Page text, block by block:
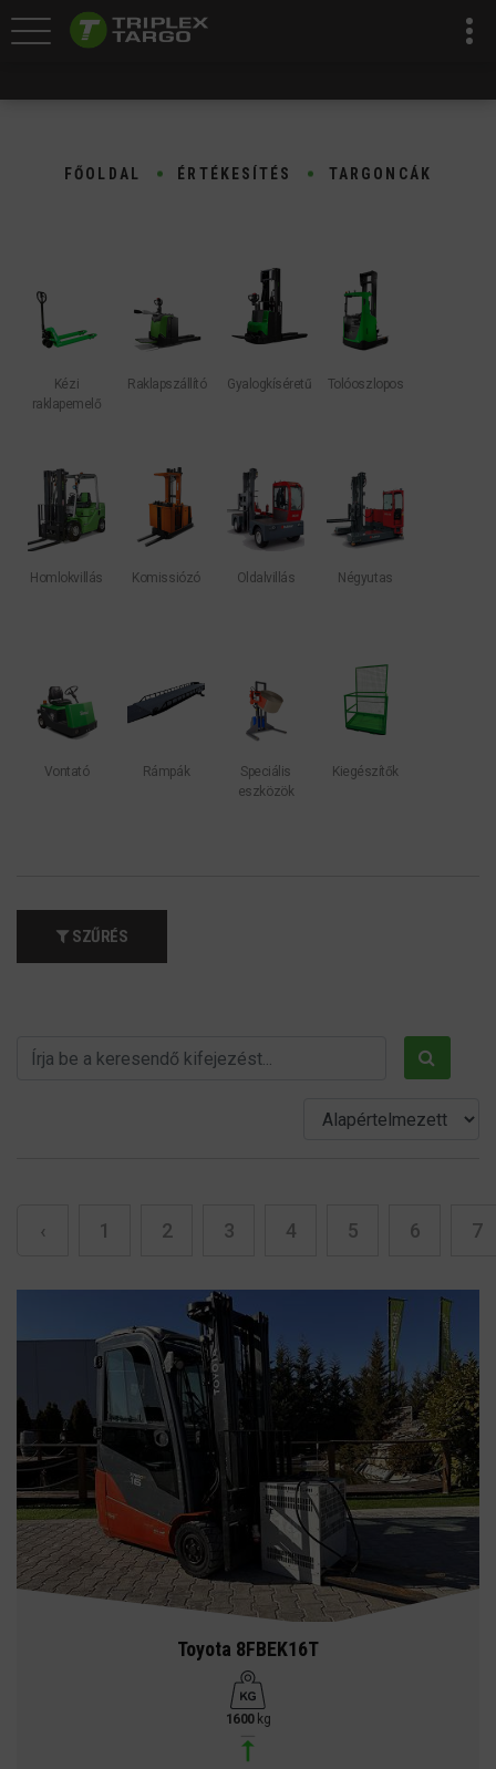
FŐOLDAL ÉRTÉKESÍTÉS TARGONCÁK
Kézi
raklapemelő
Raklapszállító Gyalogkíséretű Tolóoszlopos
Homlokvillás Komissiózó Oldalvillás Négyutas
Vontató Rámpák
Speciális
eszközök
Kiegészítők
SZŰRÉS
‹ 1 2 3 4 5 6 7
Toyota 8FBEK16T
1600kg